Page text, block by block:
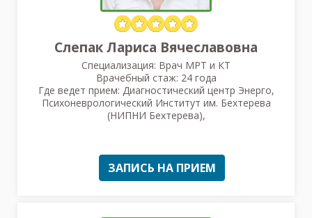
Слепак Лариса Вячеславовна
Специализация: Врач МРТ и КТ
Врачебный стаж: 24 года
Где ведет прием: Диагностический центр Энерго,
Психоневрологический Институт им. Бехтерева
(НИПНИ Бехтерева),
ЗАПИСЬ НА ПРИЕМ